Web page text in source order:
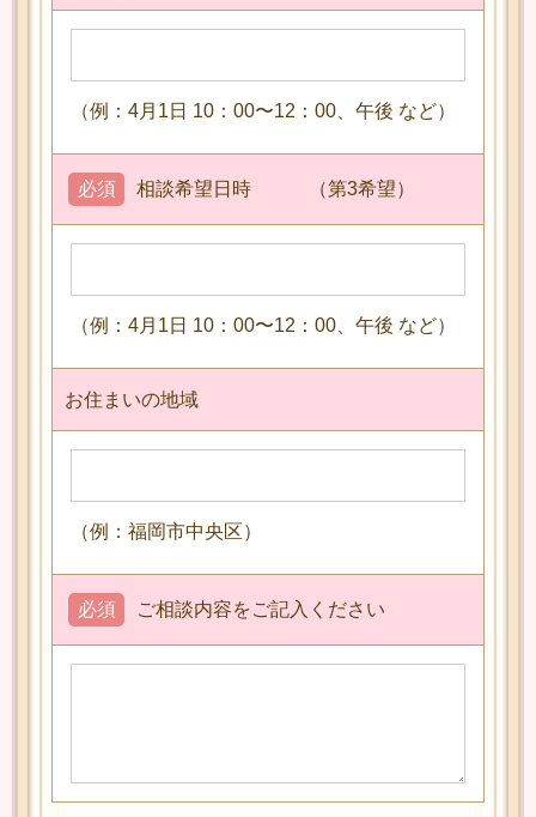
（例：4月1日 10：00〜12：00、午後 など）
相談希望日時 （第3希望）
必須
（例：4月1日 10：00〜12：00、午後 など）
お住まいの地域
（例：福岡市中央区）
ご相談内容をご記入ください
必須